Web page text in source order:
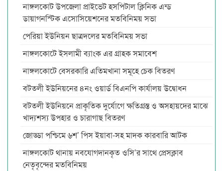
নাঙ্গলকোট উপজেলা প্রাইভেট হসপিটাল ক্লিনিক এন্ড
ডায়াগনস্টিক এসোসিয়েশনের মতবিনিময় সভা
পেরিয়া ইউনিয়ন ছাত্রদলের মতবিনিময় সভা
নাঙ্গলকোটে ইসলামী ব্যাংক এর গ্রাহক সমাবেশ
নাঙ্গলকোটে বেসরকারি এতিমখানা সমূহে চেক বিতরণ
বটতলী ইউনিয়নের ৪নং ওয়ার্ড বিএনপি কার্যালয় উদ্বোধন
বটতলী ইউনিয়নে প্রাকৃতিক দুর্যোগে ক্ষতিগ্রস্ত ও অসহায়দের মাঝে
খাদ্যশস্য উপহার ও চারাগাছ বিতরণ
জোড্ডা পশ্চিমে ৬শ’ পিস ইয়াবা-সহ মাদক কারবারি আটক
নাঙ্গলকোট থানায় নবযোগদানকৃত ওসি’র সাথে প্রেসক্লাব
নেতৃবৃন্দের মতবিনিময়